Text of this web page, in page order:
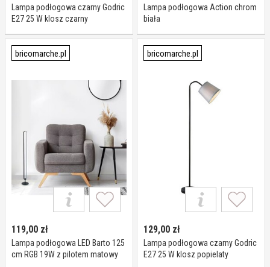
Lampa podłogowa czarny Godric
E27 25 W klosz czarny
Lampa podłogowa Action chrom
biała
bricomarche.pl
119,00 zł
Lampa podłogowa LED Barto 125
cm RGB 19W z pilotem matowy
bricomarche.pl
129,00 zł
Lampa podłogowa czarny Godric
E27 25 W klosz popielaty